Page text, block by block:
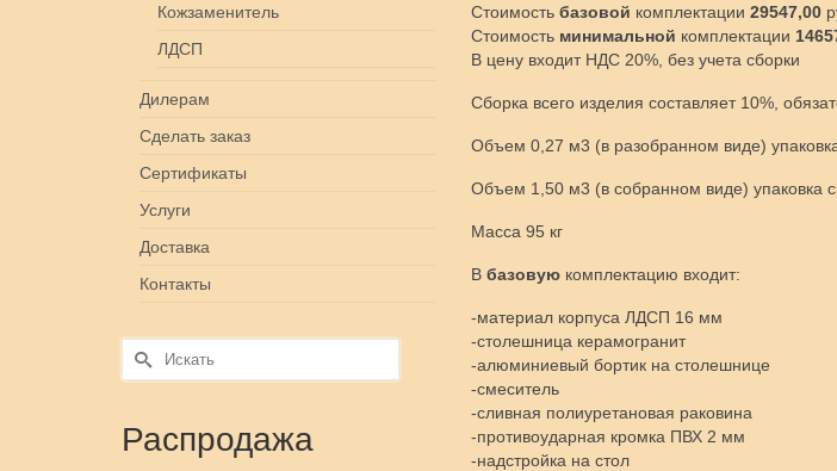
Стоимость базовой комплектации 29547,00
Стоимость минимальной комплектации
В цену входит НДС 20%, без учета сборки
Сборка всего изделия составляет 10%,
Объем 0,27 м3 (в разобранном виде)
Объем 1,50 м3 (в собранном виде) упаковка
Масса 95 кг
В базовуюкомплектацию входит:
-материал корпуса ЛДСП 16 мм
-столешница керамогранит
-алюминиевый бортик на столешнице
-смеситель
-сливная полиуретановая раковина
-противоударная кромка ПВХ 2 мм
-надстройка на стол
Кожзаменитель
ЛДСП
Дилерам
Сделать заказ
Сертификаты
Услуги
Доставка
Контакты
Искать:
Распродажа